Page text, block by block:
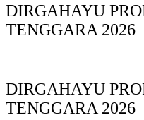
DIRGAHAYU
TENGGARA 2026
DIRGAHAYU
TENGGARA 2026